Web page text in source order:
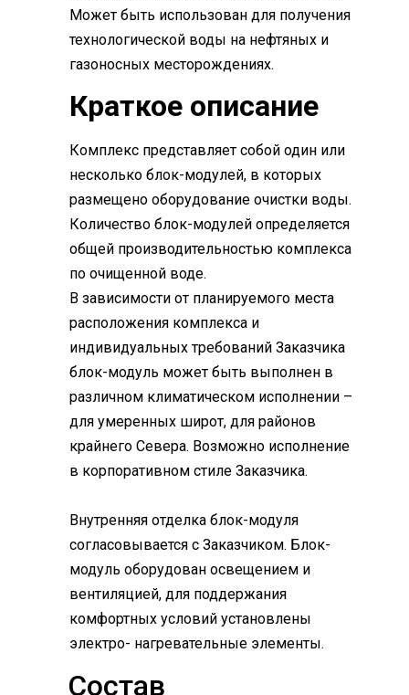
Может быть использован для получения
технологической воды на нефтяных и
газоносных месторождениях.
Краткое описание
Комплекс представляет собой один или
несколько блок-модулей, в которых
размещено оборудование очистки воды.
Количество блок-модулей определяется
общей производительностью комплекса
по очищенной воде.
В зависимости от планируемого места
расположения комплекса и
индивидуальных требований Заказчика
блок-модуль может быть выполнен в
различном климатическом исполнении –
для умеренных широт, для районов
крайнего Севера. Возможно исполнение
в корпоративном стиле Заказчика.
Внутренняя отделка блок-модуля
согласовывается с Заказчиком. Блок-
модуль оборудован освещением и
вентиляцией, для поддержания
комфортных условий установлены
электро- нагревательные элементы.
Состав